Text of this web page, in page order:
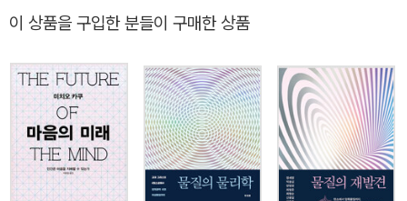
우다.―김범준(성균관 대학교 물리학과 교수) 21세기에 들어선 시점
에서 왜 빛과 광기술이 강조되는 것일까? 휴대폰 화면의 빛으로 시작
해 빛과 함께 끝나는 매일은 물론이고, 우리는 빛으로 세상을 보고 느
끼며 정보를 주고받는 한편 우주의 탄생 무렵 과거를 들여다보기도
한다. 갑작스럽게 맞이한 비대면 시대에도 광통신과 디스플레이 기술
을 토대로 세상은 서로 연결되고 있으며 인류는 현재를 헤쳐나가 다
시 미래로 향할 것이다. 20세기가 전자의 세기라면 21세기는 빛의 세
이 상품을 구입한 분들이 구매한 상품